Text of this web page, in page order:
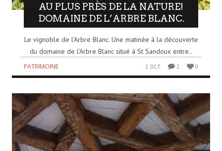
AU PLUS PRÈS DE LA NATURE!
DOMAINE DE L’ARBRE BLANC.
Le vignoble de l’Arbre Blanc. Une matinée à la découverte
du domaine de l’Arbre Blanc situé à St Sandoux entre..
PATRIMOINE 2 OCT 2 0